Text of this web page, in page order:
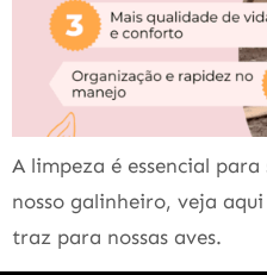
A limpeza é essencial
nosso galinheiro, veja
traz para nossas aves.